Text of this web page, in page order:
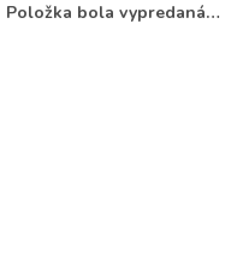
Položka bola vypredaná…